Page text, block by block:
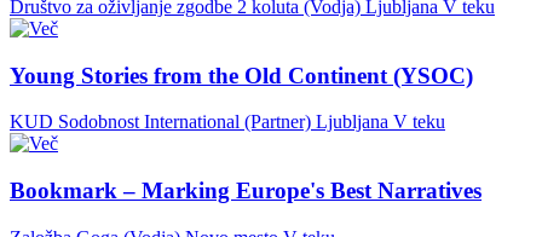
Društvo za oživljanje zgodbe 2 koluta (Vodja) Ljubljana V teku
Young Stories from the Old Continent (YSOC)
KUD Sodobnost International (Partner) Ljubljana V teku
Bookmark – Marking Europe's Best Narratives